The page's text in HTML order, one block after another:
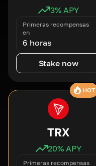
3% APY
Primeras recompensas
en
6 horas
Stake now
HOT
TRX
20% APY
Primeras recompensas